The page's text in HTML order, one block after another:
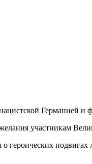
Германией и
участникам